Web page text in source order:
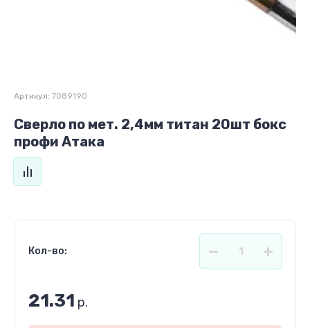
Артикул: 7089190
Сверло по мет. 2,4мм титан 20шт бокс
профи Атака
Кол-во:
21.31 р.